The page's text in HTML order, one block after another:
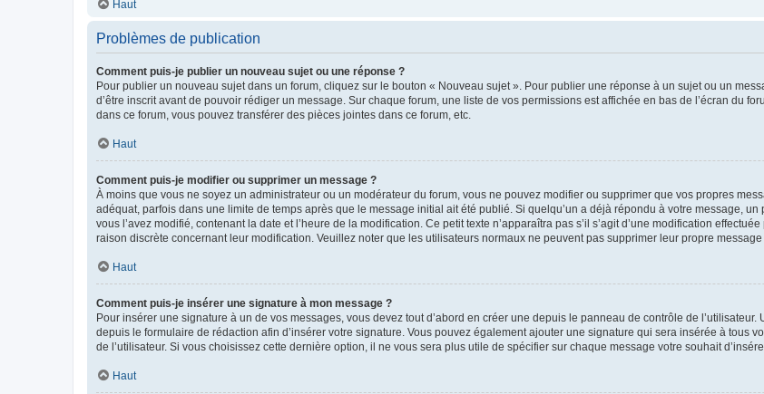
Haut
Problèmes de publication
Comment puis-je publier un nouveau sujet ou une réponse ?
Pour publier un nouveau sujet dans un forum, cliquez sur le bouton « Nouveau sujet ». Pour publier une réponse à un sujet ou un
d’être inscrit avant de pouvoir rédiger un message. Sur chaque forum, une liste de vos permissions est affichée en bas de l’écran du
dans ce forum, vous pouvez transférer des pièces jointes dans ce forum, etc.
Haut
Comment puis-je modifier ou supprimer un message ?
À moins que vous ne soyez un administrateur ou un modérateur du forum, vous ne pouvez modifier ou supprimer que vos propres
adéquat, parfois dans une limite de temps après que le message initial ait été publié. Si quelqu’un a déjà répondu à votre message,
vous l’avez modifié, contenant la date et l’heure de la modification. Ce petit texte n’apparaîtra pas s’il s’agit d’une modification
raison discrète concernant leur modification. Veuillez noter que les utilisateurs normaux ne peuvent pas supprimer leur propre
Haut
Comment puis-je insérer une signature à mon message ?
Pour insérer une signature à un de vos messages, vous devez tout d’abord en créer une depuis le panneau de contrôle de
depuis le formulaire de rédaction afin d’insérer votre signature. Vous pouvez également ajouter une signature qui sera insérée à tous
de l’utilisateur. Si vous choisissez cette dernière option, il ne vous sera plus utile de spécifier sur chaque message votre souhait
Haut